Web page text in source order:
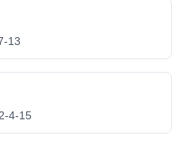
13
4-15